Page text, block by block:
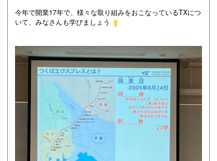
今年で開業17年で、様々な取り組みをおこなっているTXにつ
いて、みなさんも学びましょう